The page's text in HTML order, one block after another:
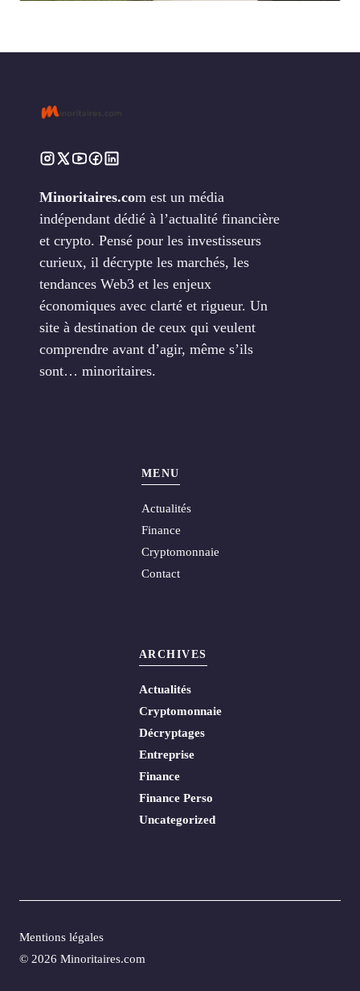
Minoritaires.com est un média
indépendant dédié à l’actualité financière
et crypto. Pensé pour les investisseurs
curieux, il décrypte les marchés, les
tendances Web3 et les enjeux
économiques avec clarté et rigueur. Un
site à destination de ceux qui veulent
comprendre avant d’agir, même s’ils
sont… minoritaires.
MENU
Actualités
Finance
Cryptomonnaie
Contact
ARCHIVES
Actualités
Cryptomonnaie
Décryptages
Entreprise
Finance
Finance Perso
Uncategorized
© 2026 Minoritaires.com
Mentions légales